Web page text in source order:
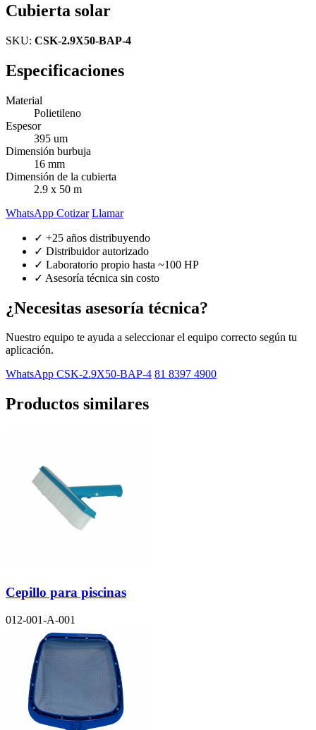
Cubierta solar
SKU: CSK-2.9X50-BAP-4
Especificaciones
Material
Polietileno
Espesor
395 um
Dimensión burbuja
16 mm
Dimensión de la cubierta
2.9 x 50 m
WhatsApp Cotizar Llamar
✓ +25 años distribuyendo
✓ Distribuidor autorizado
✓ Laboratorio propio hasta ~100 HP
✓ Asesoría técnica sin costo
¿Necesitas asesoría técnica?
Nuestro equipo te ayuda a seleccionar el equipo correcto según tu
aplicación.
WhatsApp CSK-2.9X50-BAP-4 81 8397 4900
Productos similares
Cepillo para piscinas
012-001-A-001